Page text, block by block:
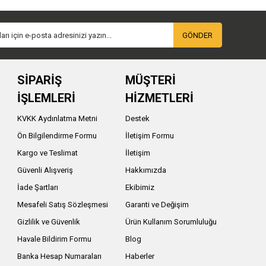
kolyesi, askeri temalı çakmak, taktik saat ve özel
terfi, emeklilik, devre buluşması ve özel anma
uçağı maketleri, model tanklar, model tüfekler,
özellikle yerli savunma sanayii ürünlerine ilgi
ve anlamlı dekoratif ürün arayanlar için dikkat
amacına göre değişiklik gösterebilir. 925 ayar
malzeme yapısı ve dekoratif sunum fiyat
GÖNDER
SİPARİŞ
İŞLEMLERİ
KVKK Aydınlatma Metni
Ön Bilgilendirme Formu
Kargo ve Teslimat
Güvenli Alışveriş
İade Şartları
Mesafeli Satış Sözleşmesi
Gizlilik ve Güvenlik
Havale Bildirim Formu
Banka Hesap Numaraları
MÜŞTERİ
HİZMETLERİ
Destek
İletişim Formu
İletişim
Hakkımızda
Ekibimiz
Garanti ve Değişim
Ürün Kullanım Sorumluluğu
Blog
Haberler